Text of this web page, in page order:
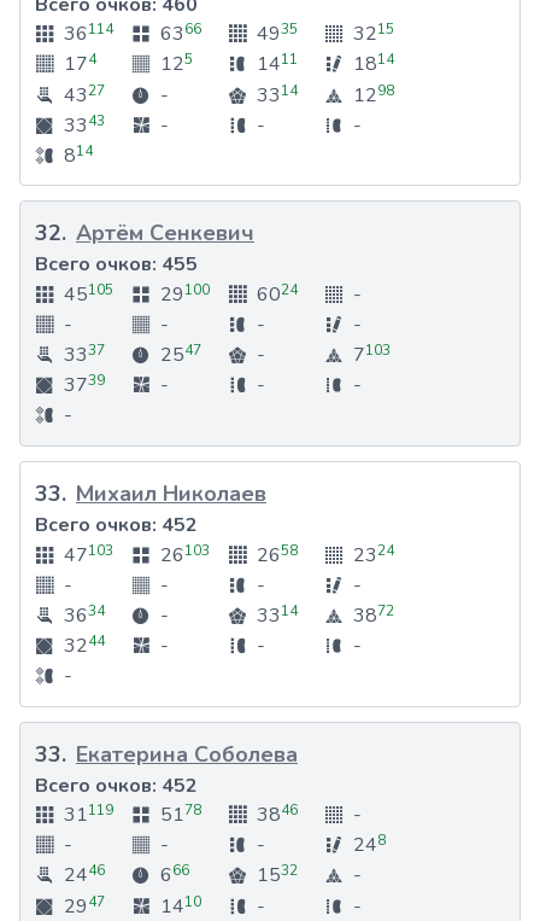
36114 6366 4935 3215
174 125 1411 1814
4327 - 3314 1298
3343 - -
-
814
32. Артём Сенкевич
Всего очков: 455
45105 29100 6024
-
-
- -
-
3337 2547 - 7103
3739 - -
-
-
33. Михаил Николаев
Всего очков: 452
47103 26103 2658 2324
- - -
-
3634 - 3314 3872
3244 - -
-
-
33. Екатерина Соболева
Всего очков: 452
31119 5178 3846
-
-
- - 248
2446 666 1532
-
2947 1410 -
-